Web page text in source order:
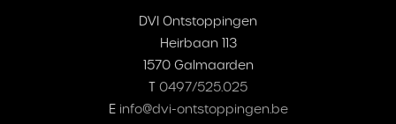
DVI Ontstoppingen
Heirbaan 113
1570 Galmaarden
T 0497/525.025
E info@dvi-ontstoppingen.be